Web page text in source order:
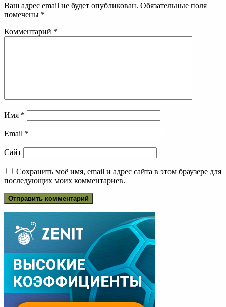
Ваш адрес email не будет опубликован. Обязательные поля
помечены *
Комментарий *
Имя *
Email *
Сайт
Сохранить моё имя, email и адрес сайта в этом браузере для
последующих моих комментариев.